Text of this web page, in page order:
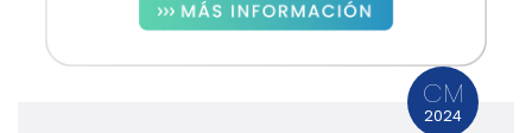
CM
2024